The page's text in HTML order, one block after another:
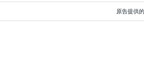
原告提供